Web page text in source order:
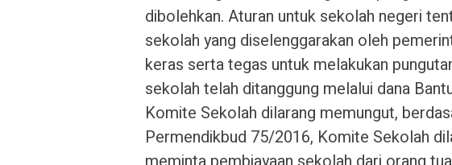
dibolehkan. Aturan untuk sekolah negeri
sekolah yang diselenggarakan oleh
keras serta tegas untuk melakukan
sekolah telah ditanggung melalui dana
Komite Sekolah dilarang memungut,
Permendikbud 75/2016, Komite Sekolah